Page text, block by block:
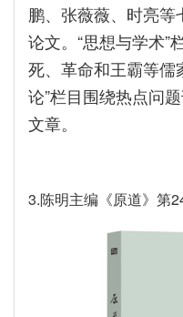
鹏、张薇薇、时亮
论文。“思想与学术”
死、革命和王霸等儒
论”栏目围绕热点问
文章。
3.陈明主编《原道》第